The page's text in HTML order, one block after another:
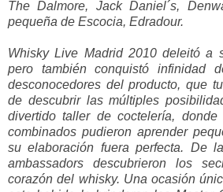
The Dalmore, Jack Daniel´s,
pequeña de Escocia, Edradour.
Whisky Live Madrid 2010 deleitó a
pero también conquistó infinidad
desconocedores del producto, que
de descubrir las múltiples
divertido taller de coctelería, donde
combinados pudieron aprender
su elaboración fuera perfecta. De
ambassadors descubrieron los
corazón del whisky. Una ocasión